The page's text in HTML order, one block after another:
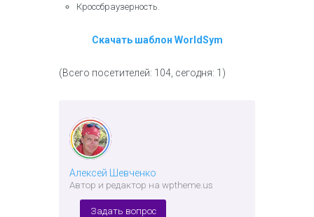
Кроссбраузерность.
Скачать шаблон WorldSym
(Всего посетителей: 104, сегодня: 1)
Алексей Шевченко
Автор и редактор на wptheme.us
Задать вопрос